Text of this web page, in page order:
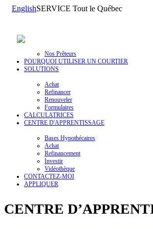
EnglishSERVICE Tout le Québec
Nos Prêteurs
POURQUOI UTILISER UN COURTIER
SOLUTIONS
Achat
Refinancer
Renouveler
Formulaires
CALCULATRICES
CENTRE D'APPRENTISSAGE
Bases Hypothécaires
Achat
Refinancement
Investir
Vidéothèque
CONTACTEZ-MOI
APPLIQUER
CENTRE